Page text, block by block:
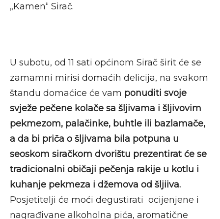
„Kamen“ Sirač.
U subotu, od 11 sati općinom Sirač širit će se
zamamni mirisi domaćih delicija, na svakom
štandu domaćice će vam ponuditi svoje
svježe pečene kolače sa šljivama i šljivovim
pekmezom, palačinke, buhtle ili bazlamače,
a da bi priča o šljivama bila potpuna u
seoskom siračkom dvorištu prezentirat će se
tradicionalni običaji pečenja rakije u kotlu i
kuhanje pekmeza i džemova od šljiiva.
Posjetitelji će moći degustirati ocijenjene i
nagrađivane alkoholna pića, aromatične